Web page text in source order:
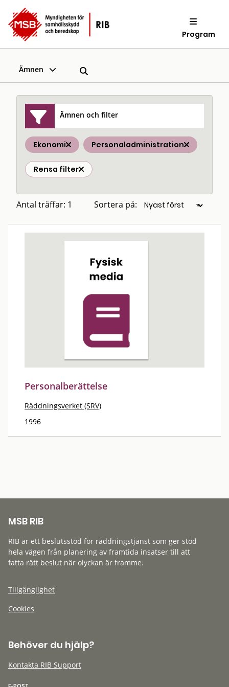
Program
Ämnen
Ämnen och filter
Ekonomi Personaladministration
Rensa filter
Antal träffar: 1 Sortera på:
Personalberättelse
Räddningsverket (SRV)
1996
MSB RIB
RIB är ett beslutsstöd för räddningstjänst som ger stöd
hela vägen från planering av framtida insatser till att
fatta rätt beslut när olyckan är framme.
Tillgänglighet
Cookies
Behöver du hjälp?
Kontakta RIB Support